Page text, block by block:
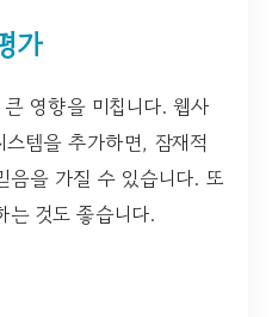
가
영향을 미칩니다. 웹사
템을 추가하면, 잠재적
음을 가질 수 있습니다. 또
는 것도 좋습니다.